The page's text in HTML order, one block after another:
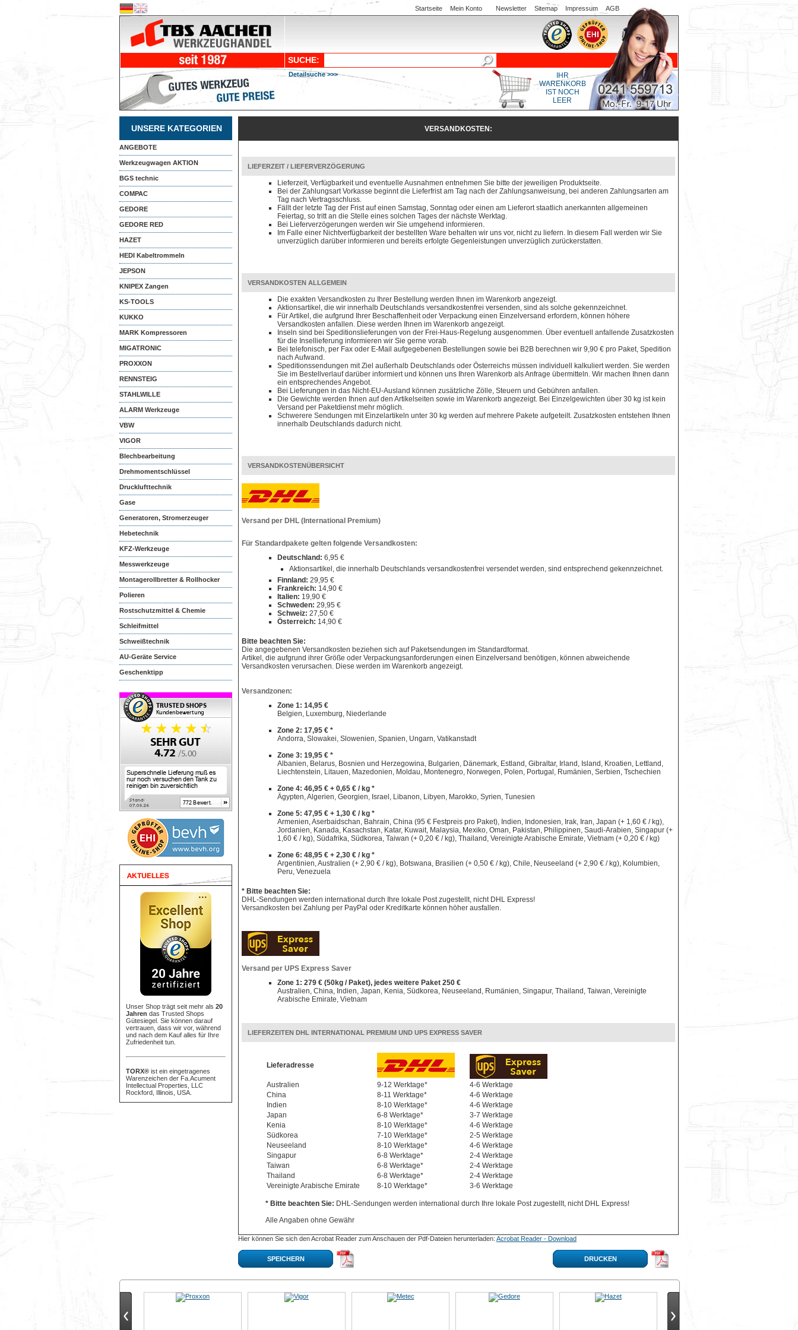
Startseite Mein Konto Newsletter Sitemap Impressum AGB
SUCHE:
Detailsuche >>>
IHR
WARENKORB
IST NOCH
LEER
UNSERE KATEGORIEN
ANGEBOTE
Werkzeugwagen AKTION
BGS technic
COMPAC
GEDORE
GEDORE RED
HAZET
HEDI Kabeltrommeln
JEPSON
KNIPEX Zangen
KS-TOOLS
KUKKO
MARK Kompressoren
MIGATRONIC
PROXXON
RENNSTEIG
STAHLWILLE
ALARM Werkzeuge
VBW
VIGOR
Blechbearbeitung
Drehmomentschlüssel
Drucklufttechnik
Gase
Generatoren, Stromerzeuger
Hebetechnik
KFZ-Werkzeuge
Messwerkzeuge
Montagerollbretter & Rollhocker
Polieren
Rostschutzmittel & Chemie
Schleifmittel
Schweißtechnik
AU-Geräte Service
Geschenktipp
Unser Shop trägt seit mehr als 20
Jahren das Trusted Shops
Gütesiegel. Sie können darauf
vertrauen, dass wir vor, während
und nach dem Kauf alles für Ihre
Zufriedenheit tun.
TORX® ist ein eingetragenes
Warenzeichen der Fa.Acument
Intellectual Properties, LLC
Rockford, Illinois, USA.
VERSANDKOSTEN:
LIEFERZEIT / LIEFERVERZÖGERUNG
Lieferzeit, Verfügbarkeit und eventuelle Ausnahmen entnehmen Sie bitte der jeweiligen Produktseite.
Bei der Zahlungsart Vorkasse beginnt die Lieferfrist am Tag nach der Zahlungsanweisung, bei anderen Zahlungsarten am
Tag nach Vertragsschluss.
Fällt der letzte Tag der Frist auf einen Samstag, Sonntag oder einen am Lieferort staatlich anerkannten allgemeinen
Feiertag, so tritt an die Stelle eines solchen Tages der nächste Werktag.
Bei Lieferverzögerungen werden wir Sie umgehend informieren.
Im Falle einer Nichtverfügbarkeit der bestellten Ware behalten wir uns vor, nicht zu liefern. In diesem Fall werden wir Sie
unverzüglich darüber informieren und bereits erfolgte Gegenleistungen unverzüglich zurückerstatten.
VERSANDKOSTEN ALLGEMEIN
Die exakten Versandkosten zu Ihrer Bestellung werden Ihnen im Warenkorb angezeigt.
Aktionsartikel, die wir innerhalb Deutschlands versandkostenfrei versenden, sind als solche gekennzeichnet.
Für Artikel, die aufgrund Ihrer Beschaffenheit oder Verpackung einen Einzelversand erfordern, können höhere
Versandkosten anfallen. Diese werden Ihnen im Warenkorb angezeigt.
Inseln sind bei Speditionslieferungen von der Frei-Haus-Regelung ausgenommen. Über eventuell anfallende Zusatzkosten
für die Insellieferung informieren wir Sie gerne vorab.
Bei telefonisch, per Fax oder E-Mail aufgegebenen Bestellungen sowie bei B2B berechnen wir 9,90 € pro Paket, Spedition
nach Aufwand.
Speditionssendungen mit Ziel außerhalb Deutschlands oder Österreichs müssen individuell kalkuliert werden. Sie werden
Sie im Bestellverlauf darüber informiert und können uns Ihren Warenkorb als Anfrage übermitteln. Wir machen Ihnen dann
ein entsprechendes Angebot.
Bei Lieferungen in das Nicht-EU-Ausland können zusätzliche Zölle, Steuern und Gebühren anfallen.
Die Gewichte werden Ihnen auf den Artikelseiten sowie im Warenkorb angezeigt. Bei Einzelgewichten über 30 kg ist kein
Versand per Paketdienst mehr möglich.
Schwerere Sendungen mit Einzelartikeln unter 30 kg werden auf mehrere Pakete aufgeteilt. Zusatzkosten entstehen Ihnen
innerhalb Deutschlands dadurch nicht.
VERSANDKOSTENÜBERSICHT
Versand per DHL (International Premium)
Für Standardpakete gelten folgende Versandkosten:
Deutschland: 6,95 €
Aktionsartikel, die innerhalb Deutschlands versandkostenfrei versendet werden, sind entsprechend gekennzeichnet.
Finnland: 29,95 €
Frankreich: 14,90 €
Italien: 19,90 €
Schweden: 29,95 €
Schweiz: 27,50 €
Österreich: 14,90 €
Bitte beachten Sie:
Die angegebenen Versandkosten beziehen sich auf Paketsendungen im Standardformat.
Artikel, die aufgrund ihrer Größe oder Verpackungsanforderungen einen Einzelversand benötigen, können abweichende
Versandkosten verursachen. Diese werden im Warenkorb angezeigt.
Versandzonen:
Zone 1: 14,95 €
Belgien, Luxemburg, Niederlande
Zone 2: 17,95 € *
Andorra, Slowakei, Slowenien, Spanien, Ungarn, Vatikanstadt
Zone 3: 19,95 € *
Albanien, Belarus, Bosnien und Herzegowina, Bulgarien, Dänemark, Estland, Gibraltar, Irland, Island, Kroatien, Lettland,
Liechtenstein, Litauen, Mazedonien, Moldau, Montenegro, Norwegen, Polen, Portugal, Rumänien, Serbien, Tschechien
Zone 4: 46,95 € + 0,65 € / kg *
Ägypten, Algerien, Georgien, Israel, Libanon, Libyen, Marokko, Syrien, Tunesien
Zone 5: 47,95 € + 1,30 € / kg *
Armenien, Aserbaidschan, Bahrain, China (95 € Festpreis pro Paket), Indien, Indonesien, Irak, Iran, Japan (+ 1,60 € / kg),
Jordanien, Kanada, Kasachstan, Katar, Kuwait, Malaysia, Mexiko, Oman, Pakistan, Philippinen, Saudi-Arabien, Singapur (+
1,60 € / kg), Südafrika, Südkorea, Taiwan (+ 0,20 € / kg), Thailand, Vereinigte Arabische Emirate, Vietnam (+ 0,20 € / kg)
Zone 6: 48,95 € + 2,30 € / kg *
Argentinien, Australien (+ 2,90 € / kg), Botswana, Brasilien (+ 0,50 € / kg), Chile, Neuseeland (+ 2,90 € / kg), Kolumbien,
Peru, Venezuela
* Bitte beachten Sie:
DHL-Sendungen werden international durch Ihre lokale Post zugestellt, nicht DHL Express!
Versandkosten bei Zahlung per PayPal oder Kreditkarte können höher ausfallen.
Versand per UPS Express Saver
Zone 1: 279 € (50kg / Paket), jedes weitere Paket 250 €
Australien, China, Indien, Japan, Kenia, Südkorea, Neuseeland, Rumänien, Singapur, Thailand, Taiwan, Vereinigte
Arabische Emirate, Vietnam
LIEFERZEITEN DHL INTERNATIONAL PREMIUM UND UPS EXPRESS SAVER
Lieferadresse
Australien 9-12 Werktage*
4-6 Werktage
China
8-11 Werktage*
4-6 Werktage
Indien
8-10 Werktage*
4-6 Werktage
Japan
6-8 Werktage*
3-7 Werktage
Kenia
8-10 Werktage*
4-6 Werktage
Südkorea
7-10 Werktage*
2-5 Werktage
Neuseeland
8-10 Werktage*
4-6 Werktage
Singapur
6-8 Werktage*
2-4 Werktage
Taiwan
6-8 Werktage*
2-4 Werktage
Thailand
6-8 Werktage*
2-4 Werktage
Vereinigte Arabische Emirate
8-10 Werktage* 3-6 Werktage
* Bitte beachten Sie: DHL-Sendungen werden international durch Ihre lokale Post zugestellt, nicht DHL Express!
Alle Angaben ohne Gewähr
Hier können Sie sich den Acrobat Reader zum Anschauen der Pdf-Dateien herunterladen: Acrobat Reader - Download
SPEICHERN DRUCKEN